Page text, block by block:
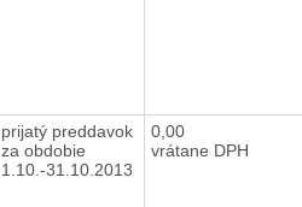
prijatý preddavok
za obdobie
1.10.-31.10.2013
0,00
vrátane DPH